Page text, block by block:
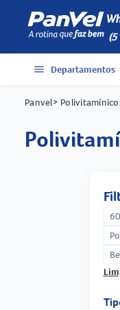
menu Departamentos
Panvel>